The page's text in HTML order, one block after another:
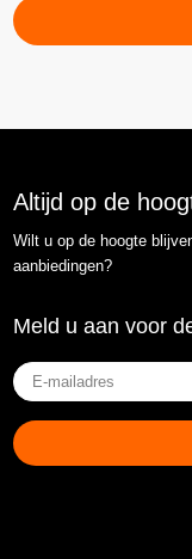
Altijd op de
Wilt u op de hoogte
aanbiedingen?
Meld u aan voor
E-
mailadres(Vereist)